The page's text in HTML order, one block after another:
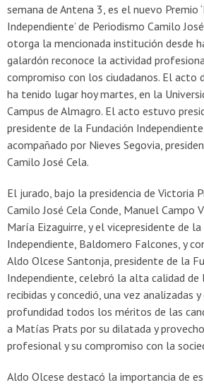
semana de Antena 3, es el nuevo Premio
Independiente’ de Periodismo Camilo
otorga la mencionada institución desde
galardón reconoce la actividad
compromiso con los ciudadanos. El acto
ha tenido lugar hoy martes, en la
Campus de Almagro. El acto estuvo
presidente de la Fundación
acompañado por Nieves Segovia,
Camilo José Cela.
El jurado, bajo la presidencia de Victoria
Camilo José Cela Conde, Manuel Campo
María Eizaguirre, y el vicepresidente de la
Independiente, Baldomero Falcones, y
Aldo Olcese Santonja, presidente de la
Independiente, celebró la alta calidad de
recibidas y concedió, una vez analizadas
profundidad todos los méritos de las
a Matías Prats por su dilatada y
profesional y su compromiso con la
Aldo Olcese destacó la importancia de